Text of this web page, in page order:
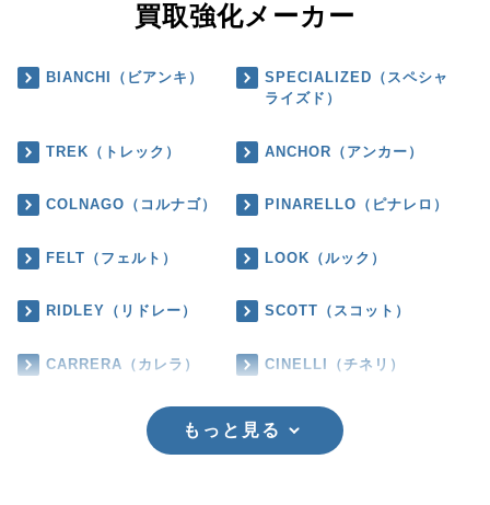
買取強化メーカー
BIANCHI（ビアンキ）
SPECIALIZED（スペシャ
ライズド）
TREK（トレック） ANCHOR（アンカー）
COLNAGO（コルナゴ） PINARELLO（ピナレロ）
FELT（フェルト） LOOK（ルック）
RIDLEY（リドレー） SCOTT（スコット）
CARRERA（カレラ） CINELLI（チネリ）
もっと見る